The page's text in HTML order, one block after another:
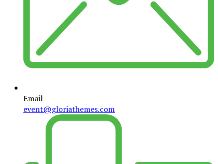
Email
event@gloriathemes.com